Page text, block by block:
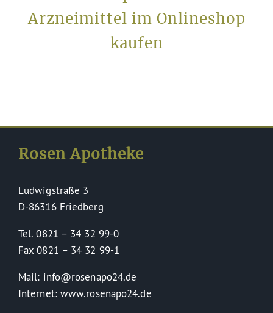
Arzneimittel im Onlineshop
kaufen
Rosen Apotheke
Ludwigstraße 3
D-86316 Friedberg
Tel. 0821 – 34 32 99-0
Fax 0821 – 34 32 99-1
Mail: info@rosenapo24.de
Internet: www.rosenapo24.de